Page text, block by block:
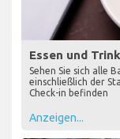
Essen und
Sehen Sie sich alle
einschließlich der
Check-in befinden
Anzeigen...